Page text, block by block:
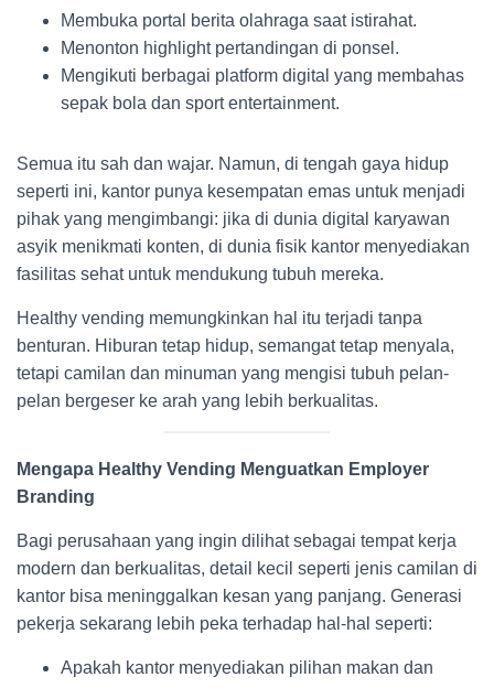
Membuka portal berita olahraga saat istirahat.
Menonton highlight pertandingan di ponsel.
Mengikuti berbagai platform digital yang membahas
sepak bola dan sport entertainment.
Semua itu sah dan wajar. Namun, di tengah gaya hidup
seperti ini, kantor punya kesempatan emas untuk menjadi
pihak yang mengimbangi: jika di dunia digital karyawan
asyik menikmati konten, di dunia fisik kantor menyediakan
fasilitas sehat untuk mendukung tubuh mereka.
Healthy vending memungkinkan hal itu terjadi tanpa
benturan. Hiburan tetap hidup, semangat tetap menyala,
tetapi camilan dan minuman yang mengisi tubuh pelan-
pelan bergeser ke arah yang lebih berkualitas.
Mengapa Healthy Vending Menguatkan Employer
Branding
Bagi perusahaan yang ingin dilihat sebagai tempat kerja
modern dan berkualitas, detail kecil seperti jenis camilan di
kantor bisa meninggalkan kesan yang panjang. Generasi
pekerja sekarang lebih peka terhadap hal-hal seperti:
Apakah kantor menyediakan pilihan makan dan